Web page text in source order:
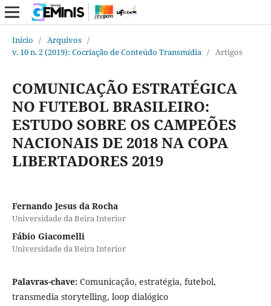
Início / Arquivos /
v. 10 n. 2 (2019): Cocriação de Conteúdo Transmídia / Artigos
COMUNICAÇÃO ESTRATÉGICA
NO FUTEBOL BRASILEIRO:
ESTUDO SOBRE OS CAMPEÕES
NACIONAIS DE 2018 NA COPA
LIBERTADORES 2019
Fernando Jesus da Rocha
Universidade da Beira Interior
Fábio Giacomelli
Universidade da Beira Interior
Palavras-chave: Comunicação, estratégia, futebol,
transmedia storytelling, loop dialógico